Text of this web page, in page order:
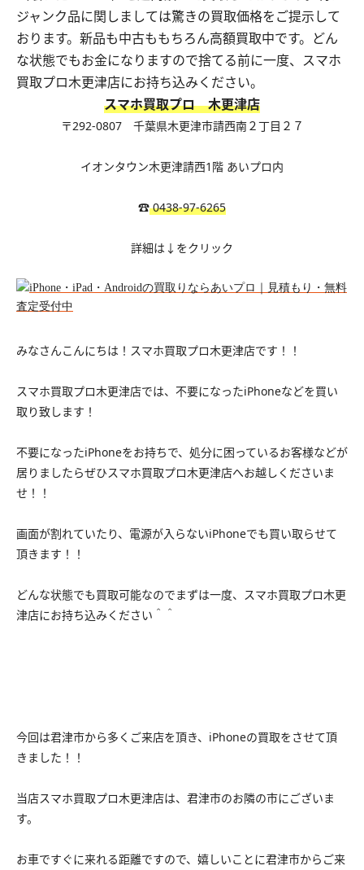
ジャンク品に関しましては驚きの買取価格をご提示して
おります。新品も中古ももちろん高額買取中です。どん
な状態でもお金になりますので捨てる前に一度、スマホ
買取プロ木更津店にお持ち込みください。
スマホ買取プロ 木更津店
〒292-0807 千葉県木更津市請西南２丁目２７
イオンタウン木更津請西1階 あいプロ内
☎︎ 0438-97-6265
詳細は↓をクリック
みなさんこんにちは！スマホ買取プロ木更津店です！！
スマホ買取プロ木更津店では、不要になったiPhoneなどを買い
取り致します！
不要になったiPhoneをお持ちで、処分に困っているお客様などが
居りましたらぜひスマホ買取プロ木更津店へお越しくださいま
せ！！
画面が割れていたり、電源が入らないiPhoneでも買い取らせて
頂きます！！
どんな状態でも買取可能なのでまずは一度、スマホ買取プロ木更
津店にお持ち込みください＾＾
今回は君津市から多くご来店を頂き、iPhoneの買取をさせて頂
きました！！
当店スマホ買取プロ木更津店は、君津市のお隣の市にございま
す。
お車ですぐに来れる距離ですので、嬉しいことに君津市からご来